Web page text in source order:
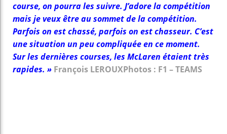
course, on pourra les suivre. J’adore la compétition
mais je veux être au sommet de la compétition.
Parfois on est chassé, parfois on est chasseur. C’est
une situation un peu compliquée en ce moment.
Sur les dernières courses, les McLaren étaient très
rapides. » François LEROUXPhotos : F1 – TEAMS